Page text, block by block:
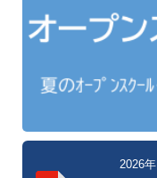
2026年